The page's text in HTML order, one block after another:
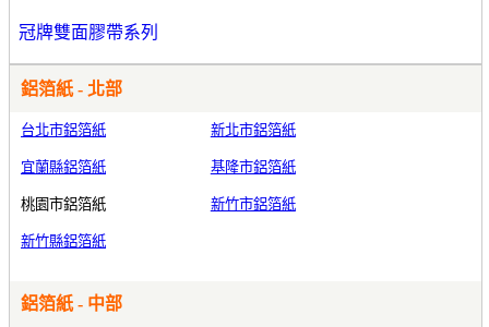
冠牌雙面膠帶系列
鋁箔紙 - 北部
台北市鋁箔紙 新北市鋁箔紙
宜蘭縣鋁箔紙 基隆市鋁箔紙
桃園市鋁箔紙 新竹市鋁箔紙
新竹縣鋁箔紙
鋁箔紙 - 中部